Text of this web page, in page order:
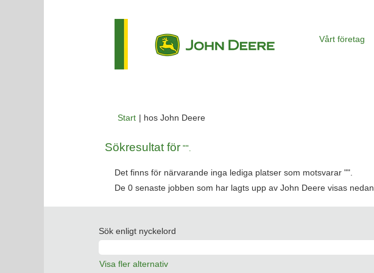
Vårt företag
Start | hos John Deere(aktuell
Sökresultat för "".
Det finns för närvarande inga lediga platser som motsvarar "".
De 0 senaste jobben som har lagts upp av John Deere visas nedan.
Sök enligt nyckelord
Visa fler alternativ